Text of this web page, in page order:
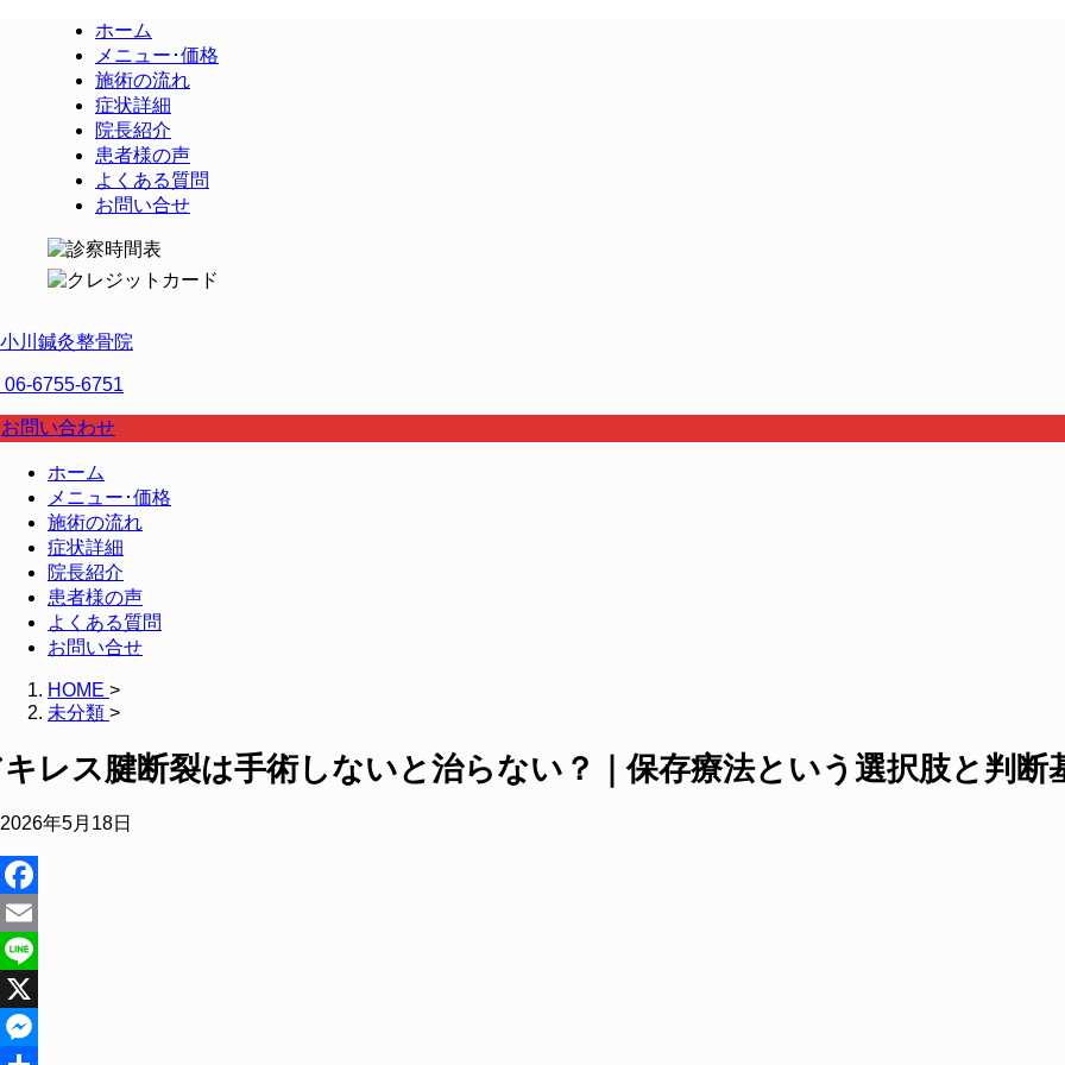
ホーム
メニュー･価格
施術の流れ
症状詳細
院長紹介
患者様の声
よくある質問
お問い合せ
小川鍼灸整骨院
06-6755-6751
お問い合わせ
ホーム
メニュー･価格
施術の流れ
症状詳細
院長紹介
患者様の声
よくある質問
お問い合せ
HOME >
未分類 >
レス腱断裂は手術しないと治らない？｜保存療法という選択肢と判断
2026年5月18日
Facebook
Email
Line
X